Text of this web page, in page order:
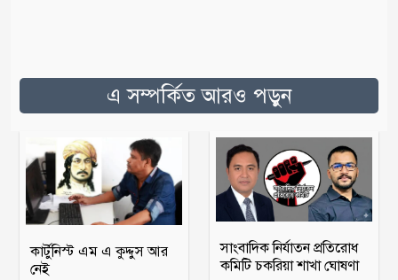
এ সম্পর্কিত আরও পড়ুন
কার্টুনিস্ট এম এ কুদ্দুস আর
নেই
সাংবাদিক নির্যাতন প্রতিরোধ
কমিটি চকরিয়া শাখা ঘোষণা